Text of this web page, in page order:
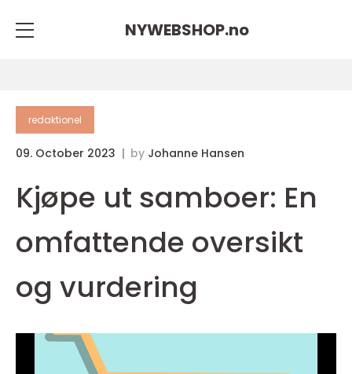
NYWEBSHOP.no
redaktionel
09. October 2023 by Johanne Hansen
Kjøpe ut samboer: En
omfattende oversikt
og vurdering